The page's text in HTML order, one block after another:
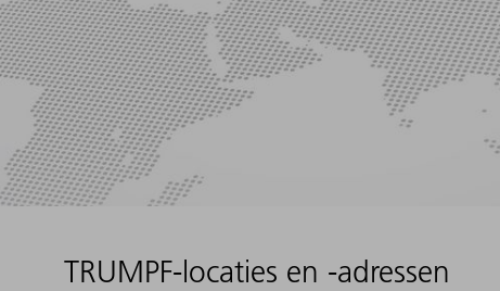
TRUMPF-locaties en -adressen